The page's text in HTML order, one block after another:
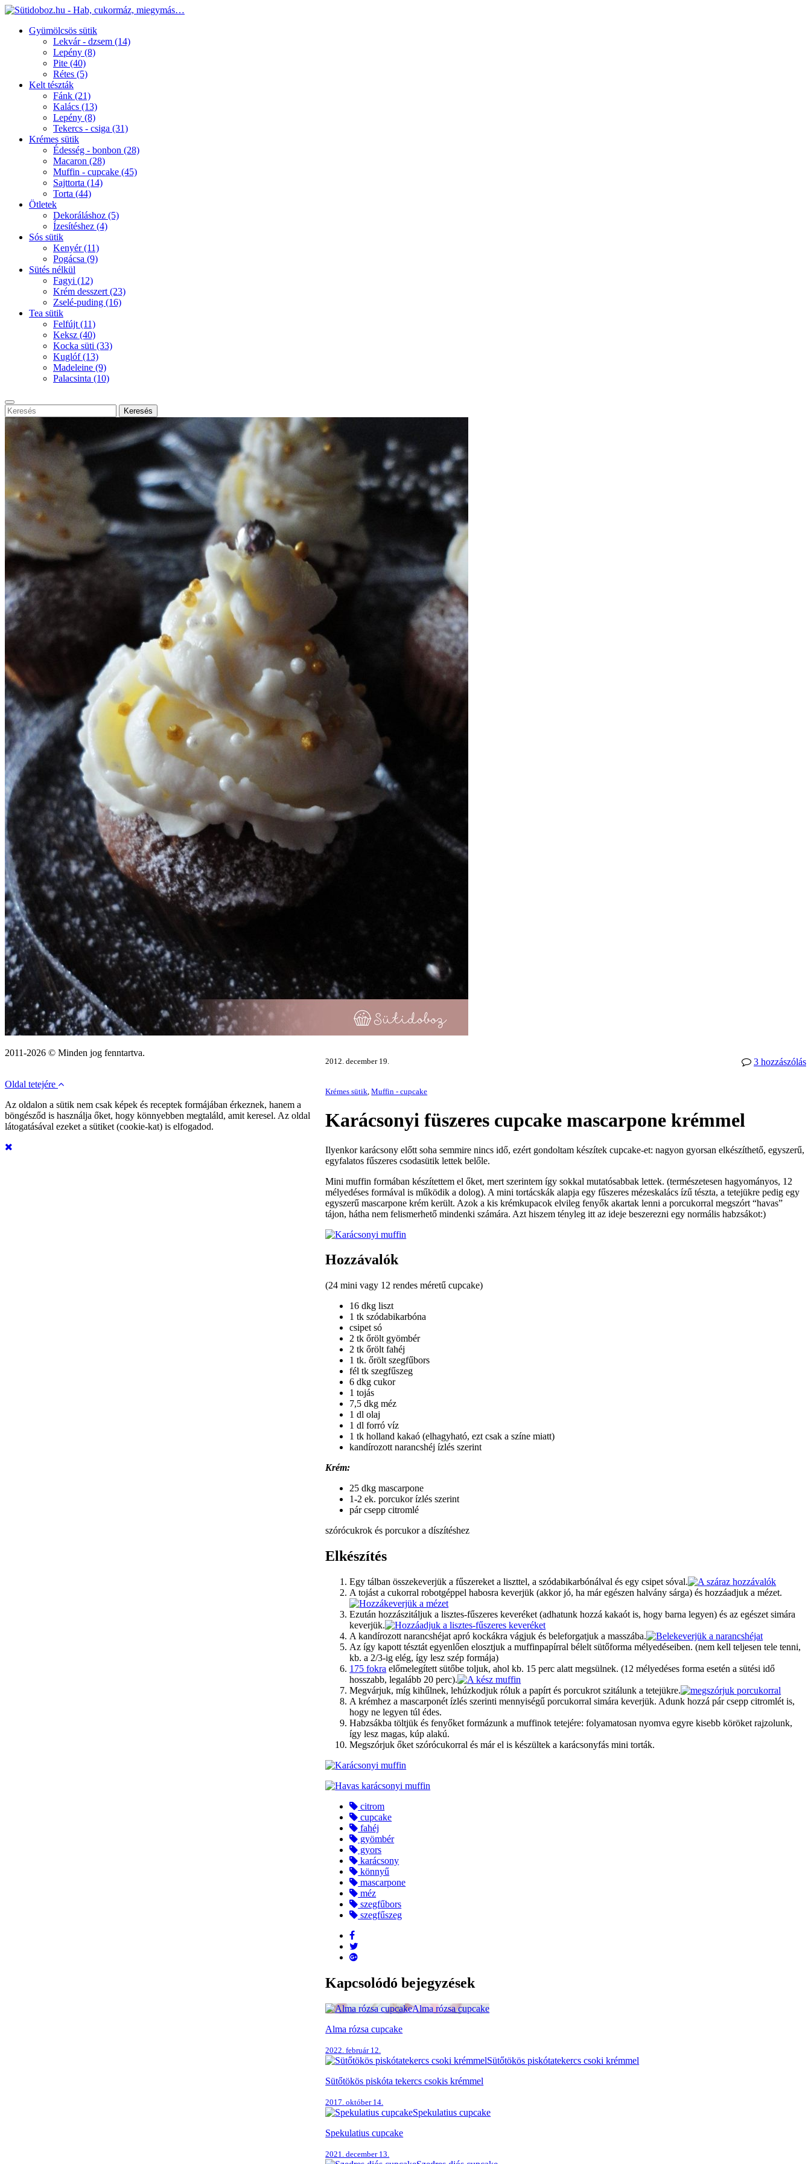
Gyümölcsös sütik
Lekvár - dzsem (14)
Lepény (8)
Pite (40)
Rétes (5)
Kelt tészták
Fánk (21)
Kalács (13)
Lepény (8)
Tekercs - csiga (31)
Krémes sütik
Édesség - bonbon (28)
Macaron (28)
Muffin - cupcake (45)
Sajttorta (14)
Torta (44)
Ötletek
Dekoráláshoz (5)
Ízesítéshez (4)
Sós sütik
Kenyér(11)
Pogácsa (9)
Sütés nélkül
Fagyi (12)
Krém desszert (23)
Zselé-puding (16)
Tea sütik
Felfújt (11)
Keksz (40)
Kocka süti (33)
Kuglóf(13)
Madeleine (9)
Palacsinta (10)
Keresés
3 hozzászólás
2012. december 19.
Krémes sütik ,Muffin - cupcake
Karácsonyi füszeres cupcake mascarpone krémmel
Ilyenkor karácsony előtt soha semmire nincs idő, ezért gondoltam készítek cupcake-et: nagyon gyorsan elkészíthető, egyszerű,
egyfalatos fűszeres csodasütik lettek belőle.
Mini muffin formában készítettem el őket, mert szerintem így sokkal mutatósabbak lettek. (természetesen hagyományos, 12
mélyedéses formával is működik a dolog). A mini tortácskák alapja egy fűszeres mézeskalács ízű tészta, a tetejükre pedig egy
egyszerű mascarpone krém került. Azok a kis krémkupacok elvileg fenyők akartak lenni a porcukorral megszórt “havas”
tájon, hátha nem felismerhető mindenki számára. Azt hiszem tényleg itt az ideje beszerezni egy normális habzsákot:)
Hozzávalók
(24 mini vagy 12 rendes méretű cupcake)
16 dkg liszt
1 tk szódabikarbóna
csipet só
2 tk őrölt gyömbér
2 tk őrölt fahéj
1 tk. őrölt szegfűbors
fél tk szegfűszeg
6 dkg cukor
1 tojás
7,5 dkg méz
1 dl olaj
1 dl forró víz
1 tk holland kakaó (elhagyható, ezt csak a színe miatt)
kandírozott narancshéj ízlés szerint
Krém:
25 dkg mascarpone
1-2 ek. porcukor ízlés szerint
pár csepp citromlé
szórócukrok és porcukor a díszítéshez
Elkészítés
Egy tálban összekeverjük a fűszereket a liszttel, a szódabikarbónálval és egy csipet sóval.
A tojást a cukorral robotgéppel habosra keverjük (akkor jó, ha már egészen halvány sárga) és hozzáadjuk a mézet.
Ezután hozzászitáljuk a lisztes-fűszeres keveréket (adhatunk hozzá kakaót is, hogy barna legyen) és az egészet simára
keverjük.
A kandírozott narancshéjat apró kockákra vágjuk és beleforgatjuk a masszába.
Az így kapott tésztát egyenlően elosztjuk a muffinpapírral bélelt sütőforma mélyedéseiben. (nem kell teljesen tele tenni,
kb. a 2/3-ig elég, így lesz szép formája)
175 fokra előmelegített sütőbe toljuk, ahol kb. 15 perc alatt megsülnek. (12 mélyedéses forma esetén a sütési idő
hosszabb, legalább 20 perc).
Megvárjuk, míg kihűlnek, lehúzkodjuk róluk a papírt és porcukrot szitálunk a tetejükre.
A krémhez a mascarponét ízlés szerinti mennyiségű porcukorral simára keverjük. Adunk hozzá pár csepp citromlét is,
hogy ne legyen túl édes.
Habzsákba töltjük és fenyőket formázunk a muffinok tetejére: folyamatosan nyomva egyre kisebb köröket rajzolunk,
így lesz magas, kúp alakú.
Megszórjuk őket szórócukorral és már el is készültek a karácsonyfás mini torták.
citrom
cupcake
fahéj
gyömbér
gyors
karácsony
könnyű
mascarpone
méz
szegfűbors
szegfűszeg
Kapcsolódó bejegyzések
Alma rózsa cupcake
Alma rózsa cupcake
2022. február 12.
Sütőtökös piskótatekercs csoki krémmel
Sütőtökös piskóta tekercs csokis krémmel
2017. október 14.
Spekulatius cupcake
Spekulatius cupcake
2021. december 13.
2011-2026 © Minden jog fenntartva.
Oldal tetejére
Az oldalon a sütik nem csak képek és receptek formájában érkeznek, hanem a
böngésződ is használja őket, hogy könnyebben megtaláld, amit keresel. Az oldal
látogatásával ezeket a sütiket (cookie-kat) is elfogadod.